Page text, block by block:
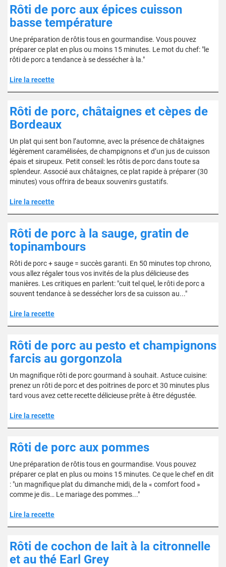
Rôti de porc aux épices cuisson
basse température
Une préparation de rôtis tous en gourmandise. Vous pouvez
préparer ce plat en plus ou moins 15 minutes. Le mot du chef: "le
rôti de porc a tendance à se dessécher à la."
Lire la recette
Rôti de porc, châtaignes et cèpes de
Bordeaux
Un plat qui sent bon l’automne, avec la présence de châtaignes
légèrement caramélisées, de champignons et d’un jus de cuisson
épais et sirupeux. Petit conseil: les rôtis de porc dans toute sa
splendeur. Associé aux châtaignes, ce plat rapide à préparer (30
minutes) vous offrira de beaux souvenirs gustatifs.
Lire la recette
Rôti de porc à la sauge, gratin de
topinambours
Rôti de porc + sauge = succès garanti. En 50 minutes top chrono,
vous allez régaler tous vos invités de la plus délicieuse des
manières. Les critiques en parlent: "cuit tel quel, le rôti de porc a
souvent tendance à se dessécher lors de sa cuisson au..."
Lire la recette
Rôti de porc au pesto et champignons
farcis au gorgonzola
Un magnifique rôti de porc gourmand à souhait. Astuce cuisine:
prenez un rôti de porc et des poitrines de porc et 30 minutes plus
tard vous avez cette recette délicieuse prête à être dégustée.
Lire la recette
Rôti de porc aux pommes
Une préparation de rôtis tous en gourmandise. Vous pouvez
préparer ce plat en plus ou moins 15 minutes. Ce que le chef en dit
: "un magnifique plat du dimanche midi, de la « comfort food »
comme je dis… Le mariage des pommes..."
Lire la recette
Rôti de cochon de lait à la citronnelle
et au thé Earl Grey